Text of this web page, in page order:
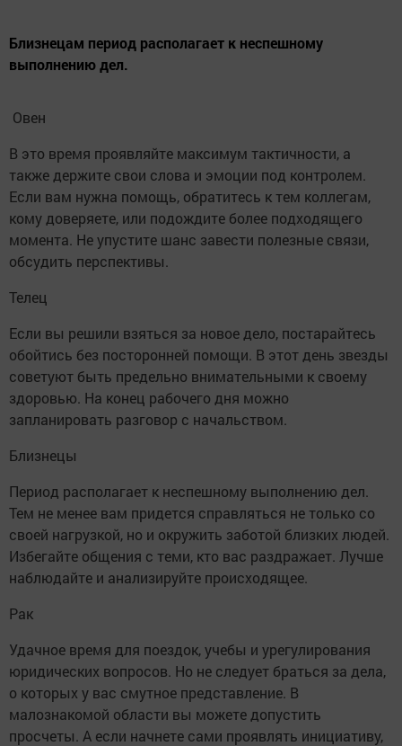
Близнецам период располагает к неспешному
выполнению дел.
Овен
В это время проявляйте максимум тактичности, а
также держите свои слова и эмоции под контролем.
Если вам нужна помощь, обратитесь к тем коллегам,
кому доверяете, или подождите более подходящего
момента. Не упустите шанс завести полезные связи,
обсудить перспективы.
Телец
Если вы решили взяться за новое дело, постарайтесь
обойтись без посторонней помощи. В этот день звезды
советуют быть предельно внимательными к своему
здоровью. На конец рабочего дня можно
запланировать разговор с начальством.
Близнецы
Период располагает к неспешному выполнению дел.
Тем не менее вам придется справляться не только со
своей нагрузкой, но и окружить заботой близких людей.
Избегайте общения с теми, кто вас раздражает. Лучше
наблюдайте и анализируйте происходящее.
Рак
Удачное время для поездок, учебы и урегулирования
юридических вопросов. Но не следует браться за дела,
о которых у вас смутное представление. В
малознакомой области вы можете допустить
просчеты. А если начнете сами проявлять инициативу,